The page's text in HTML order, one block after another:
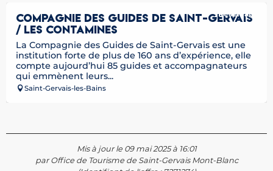
COMPAGNIE DES GUIDES DE SAINT-GERVAIS
/ LES CONTAMINES
La Compagnie des Guides de Saint-Gervais est une
institution forte de plus de 160 ans d’expérience, elle
compte aujourd’hui 85 guides et accompagnateurs
qui emmènent leurs...
Saint-Gervais-les-Bains
Réservable
Mis à jour le 09 mai 2025 à 16:01
par Office de Tourisme de Saint-Gervais Mont-Blanc